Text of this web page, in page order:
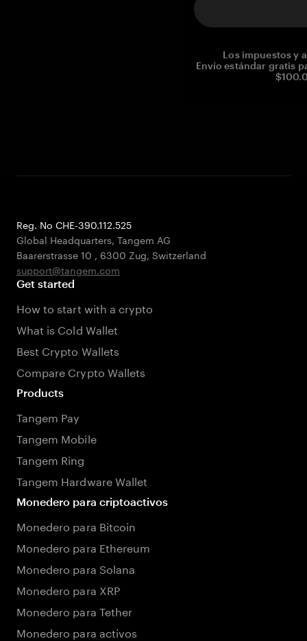
Los impuestos y
Envío estándar gratis
Reg. No CHE-390.112.525
Global Headquarters, Tangem AG
Baarerstrasse 10 , 6300 Zug, Switzerland
support@tangem.com
Get started
How to start with a crypto
What is Cold Wallet
Best Crypto Wallets
Compare Crypto Wallets
Products
Tangem Pay
Tangem Mobile
Tangem Ring
Tangem Hardware Wallet
Monedero para criptoactivos
Monedero para Bitcoin
Monedero para Ethereum
Monedero para Solana
Monedero para XRP
Monedero para Tether
Monedero para activos